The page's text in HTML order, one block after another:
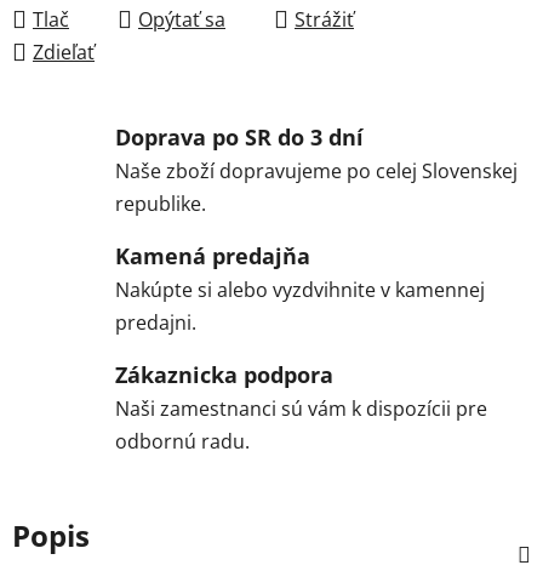
Tlač Opýtať sa
Strážiť
Zdieľať
Doprava po SR do 3 dní
Naše zboží dopravujeme po celej Slovenskej
republike.
Kamená predajňa
Nakúpte si alebo vyzdvihnite v kamennej
predajni.
Zákaznicka podpora
Naši zamestnanci sú vám k dispozícii pre
odbornú radu.
Popis